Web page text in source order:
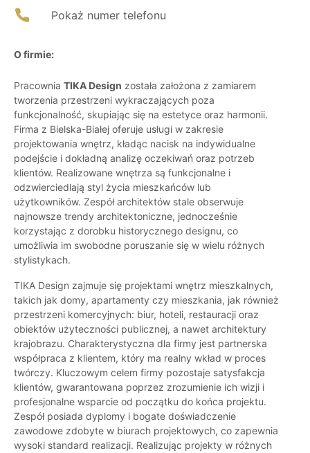
Pokaż numer telefonu
O firmie:
Pracownia TIKA Design została założona z zamiarem
tworzenia przestrzeni wykraczających poza
funkcjonalność, skupiając się na estetyce oraz harmonii.
Firma z Bielska-Białej oferuje usługi w zakresie
projektowania wnętrz, kładąc nacisk na indywidualne
podejście i dokładną analizę oczekiwań oraz potrzeb
klientów. Realizowane wnętrza są funkcjonalne i
odzwierciedlają styl życia mieszkańców lub
użytkowników. Zespół architektów stale obserwuje
najnowsze trendy architektoniczne, jednocześnie
korzystając z dorobku historycznego designu, co
umożliwia im swobodne poruszanie się w wielu różnych
stylistykach.
TIKA Design zajmuje się projektami wnętrz mieszkalnych,
takich jak domy, apartamenty czy mieszkania, jak również
przestrzeni komercyjnych: biur, hoteli, restauracji oraz
obiektów użyteczności publicznej, a nawet architektury
krajobrazu. Charakterystyczna dla firmy jest partnerska
współpraca z klientem, który ma realny wkład w proces
twórczy. Kluczowym celem firmy pozostaje satysfakcja
klientów, gwarantowana poprzez zrozumienie ich wizji i
profesjonalne wsparcie od początku do końca projektu.
Zespół posiada dyplomy i bogate doświadczenie
zawodowe zdobyte w biurach projektowych, co zapewnia
wysoki standard realizacji. Realizując projekty w różnych